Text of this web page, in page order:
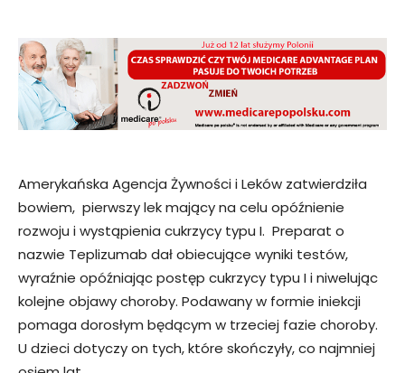
Amerykańska Agencja Żywności i Leków zatwierdziła
bowiem, pierwszy lek mający na celu opóźnienie
rozwoju i wystąpienia cukrzycy typu I. Preparat o
nazwie Teplizumab dał obiecujące wyniki testów,
wyraźnie opóźniając postęp cukrzycy typu I i niwelując
kolejne objawy choroby. Podawany w formie iniekcji
pomaga dorosłym będącym w trzeciej fazie choroby.
U dzieci dotyczy on tych, które skończyły, co najmniej